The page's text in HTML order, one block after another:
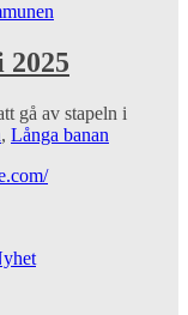
gå av stapeln i
, Långa banan